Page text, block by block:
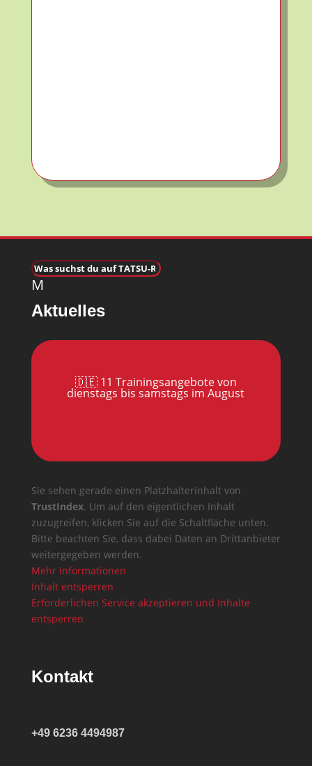
M
Aktuelles
🇩🇪 11 Trainingsangebote von
dienstags bis samstags im August
Sie sehen gerade einen Platzhalterinhalt von
TrustIndex. Um auf den eigentlichen Inhalt
zuzugreifen, klicken Sie auf die Schaltfläche unten.
Bitte beachten Sie, dass dabei Daten an Drittanbieter
weitergegeben werden.
Mehr Informationen
Inhalt entsperren
Erforderlichen Service akzeptieren und Inhalte
entsperren
Kontakt
+49 6236 4494987